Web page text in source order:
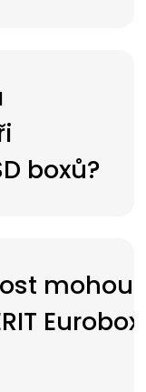
boxů?
mohou
Eurobox